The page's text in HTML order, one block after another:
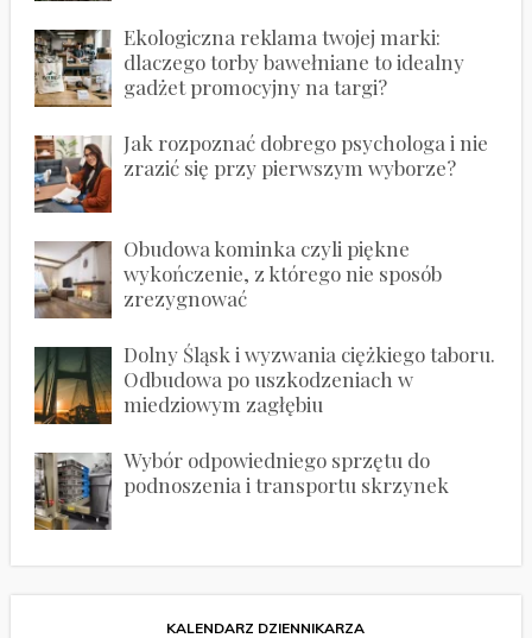
Ekologiczna reklama twojej marki:
dlaczego torby bawełniane to idealny
gadżet promocyjny na targi?
Jak rozpoznać dobrego psychologa i nie
zrazić się przy pierwszym wyborze?
Obudowa kominka czyli piękne
wykończenie, z którego nie sposób
zrezygnować
Dolny Śląsk i wyzwania ciężkiego taboru.
Odbudowa po uszkodzeniach w
miedziowym zagłębiu
Wybór odpowiedniego sprzętu do
podnoszenia i transportu skrzynek
KALENDARZ DZIENNIKARZA